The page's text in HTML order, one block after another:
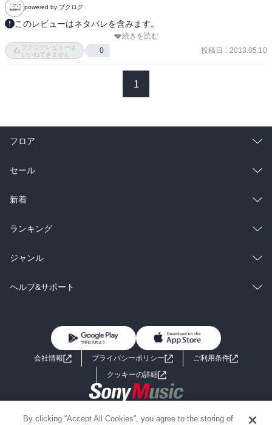
powered by ブクログ
このレビューはネタバレを含みます。
シリーズ48巻目。柳龍光vs範馬刃牙＆渋川剛気。vsドリアン。リア
イアしていた愚地克己の復帰、そして加藤清澄の参戦。みんなどん
続きを読む
ブクログレビューは
いいねできません
0 投稿日 : 2013.05.10
1
フロア
総合
ラノベ
雑誌・グラビア
BL・TL
セール
総合
ラノベ
雑誌・グラビア
BL・TL
新着
総合
ラノベ
雑誌・グラビア
ランキング
総合
ラノベ
ジャンル
コミック
ライトノベル 男子向けラノベ
小説
海外小説
ヘルプ&サポート
よくあるご質問 お問い合わせ
会社情報 プライバシーポリシー
ご利用条件
クッキーの詳細
Copyright 2017 - 2026 Sony Music Entertainment(Japan) Inc.
By clicking “Accept All Cookies”, you agree to the storing of